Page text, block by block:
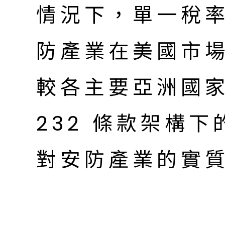
情況下，單一稅
防產業在美國市
較各主要亞洲國
232 條款架構下
對安防產業的實